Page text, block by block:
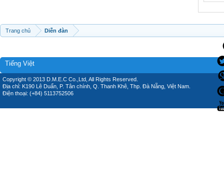
Trang chủ Diễn đàn
Tiếng Việt
Copyright © 2013 D.M.E.C Co.,Ltd, All Rights Reserved.
Địa chỉ: K190 Lê Duẩn, P. Tân chính, Q. Thanh Khê, Thp. Đà Nẵng, Việt Nam.
Điện thoại: (+84) 5113752506